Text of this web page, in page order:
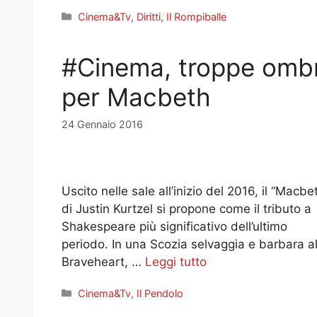
Categorie
Cinema&Tv, Diritti, Il Rompiballe
#Cinema, troppe
per Macbeth
24 Gennaio 2016
Uscito nelle sale all’inizio del 2016, il
di Justin Kurtzel si propone come il tributo a
Shakespeare più significativo dell’ultimo
periodo. In una Scozia selvaggia e barbara
Braveheart, … Leggi tutto
Categorie
Cinema&Tv, Il Pendolo